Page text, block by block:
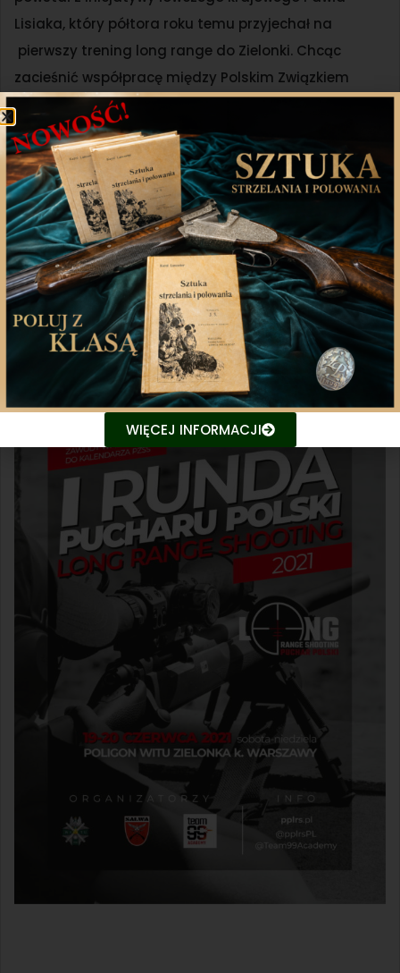
Lisiaka, który półtora roku temu przyjechał na
pierwszy trening long range do Zielonki. Chcąc
zacieśnić współpracę między Polskim Związkiem
Łowieckim a strzelcami sportowymi, organizatorzy
zawodów przeprowadzili ankietę, z której dowiedzieli
się, że spora liczba strzelców sportowych posiada
stosowne uprawnienia do polowań. I tak w zeszłym
roku na Finale Pucharu Polski PZŁ ufundował nagrody
dla myśliwych startujących w Pucharze Polski.
Natomiast w 2021 r. organizatorzy wyszli o krok dalej
i przygotowali oddzielną konkurencję.
Zachęcamy do rejestracji, a wszystkim zawodnikom
życzymy celnych strzałów!
WIĘCEJ INFORMACJI